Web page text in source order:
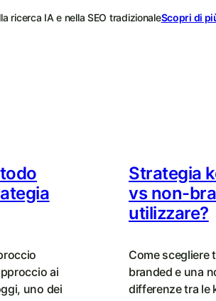
ricerca IA e nella SEO tradizionaleScopri di
ai
uno dei
Strategia
vs non-
utilizzare?
Come scegliere
branded e una
differenze tra le